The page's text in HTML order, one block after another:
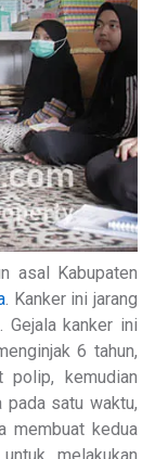
asal Kabupaten
. Kanker ini jarang
Gejala kanker ini
6 tahun,
polip, kemudian
pada satu waktu,
membuat kedua